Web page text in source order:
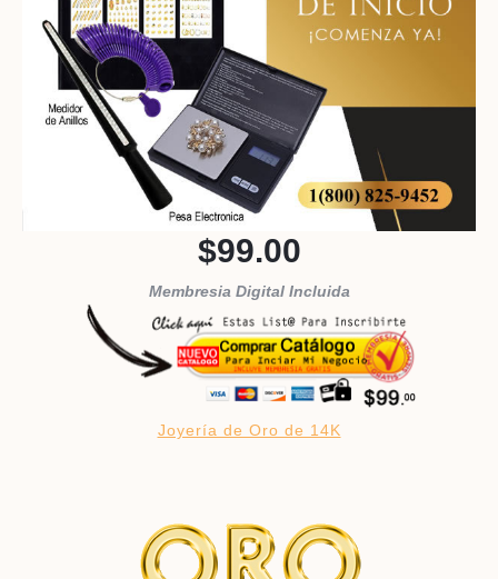
$99.00
Membresia Digital Incluida
Joyería de Oro de 14K